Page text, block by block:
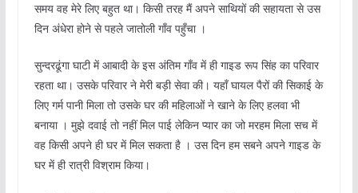
समय वह मेरे लिए बहुत था। किसी तरह मैं अपने साथियों की सहायता से उस
दिन अंधेरा होने से पहले जातोली गाँव पहुँचा ।
सुन्‍दरढूंगा घाटी में आबादी के इस अंतिम गॉंव में ही गाइड रूप सिंह का परिवार
रहता था। उसके परिवार ने मेरी बड़ी सेवा की। यहॉं घायल पैरों की सिकाई के
लिए गर्म पानी मिला तो उसके घर की महिलाओं ने खाने के लिए हलवा भी
बनाया । मुझे दवाई तो नहीं मिल पाई लेकिन प्‍यार का जो मरहम मिला सच में
वह किसी अपने ही घर में मिल सकता है । उस दिन हम सबने अपने गाइड के
घर में ही रात्री विश्राम किया।